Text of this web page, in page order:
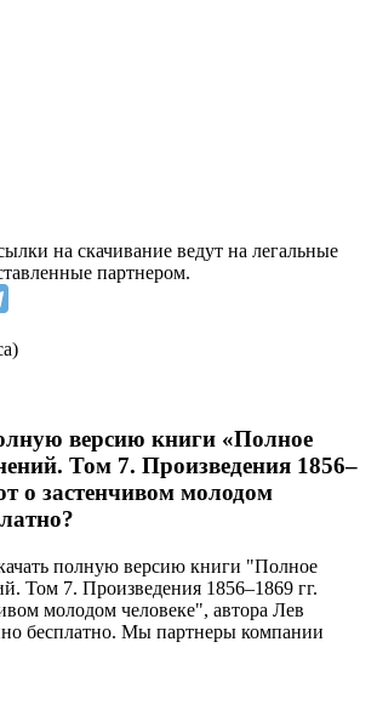
на скачивание ведут на легальные
партнером.
версию книги «Полное
Том 7. Произведения 1856–
о застенчивом молодом
полную версию книги "Полное
Том 7. Произведения 1856–1869 гг.
молодом человеке", автора Лев
бесплатно. Мы партнеры компании